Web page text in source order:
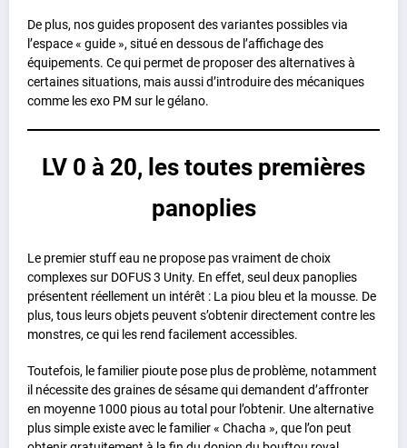
De plus, nos guides proposent des variantes possibles via
l’espace « guide », situé en dessous de l’affichage des
équipements. Ce qui permet de proposer des alternatives à
certaines situations, mais aussi d’introduire des mécaniques
comme les exo PM sur le gélano.
LV 0 à 20, les toutes premières
panoplies
Le premier stuff eau ne propose pas vraiment de choix
complexes sur DOFUS 3 Unity. En effet, seul deux panoplies
présentent réellement un intérêt : La piou bleu et la mousse. De
plus, tous leurs objets peuvent s’obtenir directement contre les
monstres, ce qui les rend facilement accessibles.
Toutefois, le familier pioute pose plus de problème, notamment
il nécessite des graines de sésame qui demandent d’affronter
en moyenne 1000 pious au total pour l’obtenir. Une alternative
plus simple existe avec le familier « Chacha », que l’on peut